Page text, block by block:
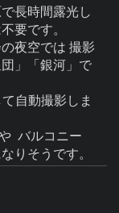
長時間露光し
要です。
夜空では 撮影
」「銀河」で
自動撮影しま
バルコニー